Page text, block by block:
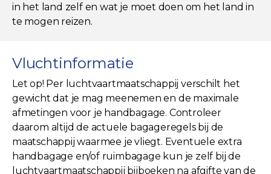
in het land zelf en wat je moet doen om het land in
te mogen reizen.
Vluchtinformatie
Let op! Per luchtvaartmaatschappij verschilt het
gewicht dat je mag meenemen en de maximale
afmetingen voor je handbagage. Controleer
daarom altijd de actuele bagageregels bij de
maatschappij waarmee je vliegt. Eventuele extra
handbagage en/of ruimbagage kun je zelf bij de
luchtvaartmaatschappij bijboeken na afgifte van de